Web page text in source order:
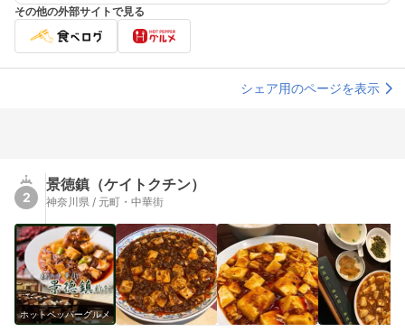
その他の外部サイトで見る
シェア用のページを表示
2
景徳鎮（ケイトクチン）
神奈川県 / 元町・中華街
ホットペッパーグルメ